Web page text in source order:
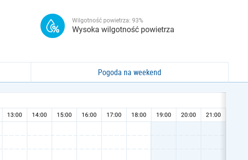
Wilgotność powietrza: 93%
Wysoka wilgotność powietrza
Pogoda na weekend